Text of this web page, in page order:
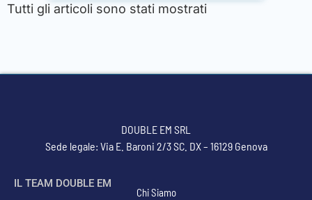
Tutti gli articoli sono stati mostrati
DOUBLE EM SRL
Sede legale: Via E. Baroni 2/3 SC. DX – 16129 Genova
IL TEAM DOUBLE EM
Chi Siamo